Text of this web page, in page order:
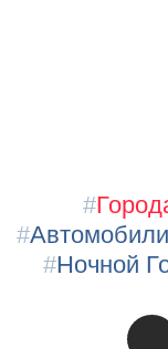
#
#Автомобили
#Ночной